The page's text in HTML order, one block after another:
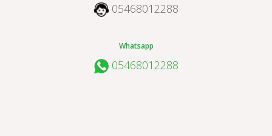
05468012288
Whatsapp
05468012288